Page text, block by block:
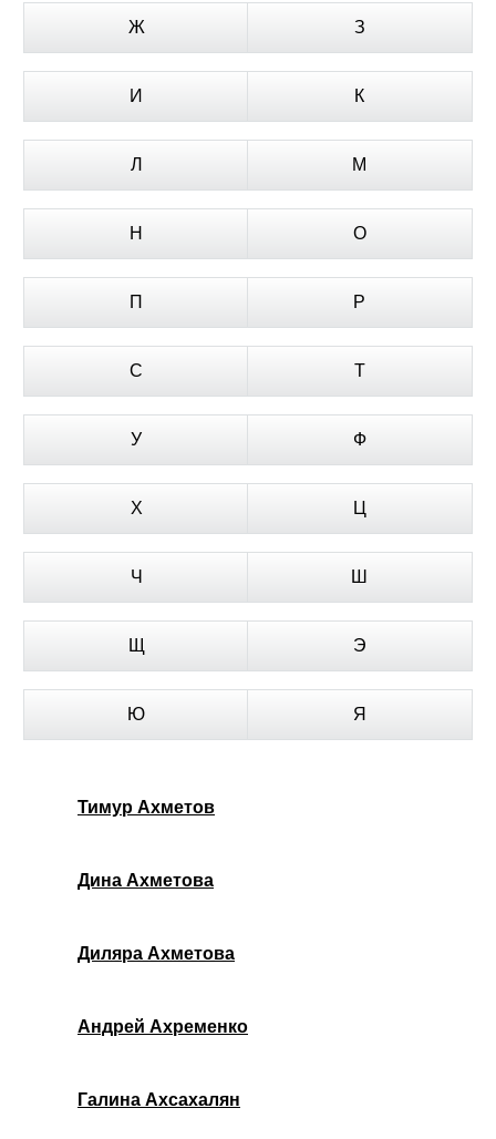
Ж З
И К
Л М
Н О
П Р
С Т
У Ф
Х Ц
Ч Ш
Щ Э
Ю Я
Тимур Ахметов
Дина Ахметова
Диляра Ахметова
Андрей Ахременко
Галина Ахсахалян